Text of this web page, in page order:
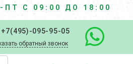
ПТ С 09:00 ДО 18:00
+7(495)-095-95-05
обратный звонок